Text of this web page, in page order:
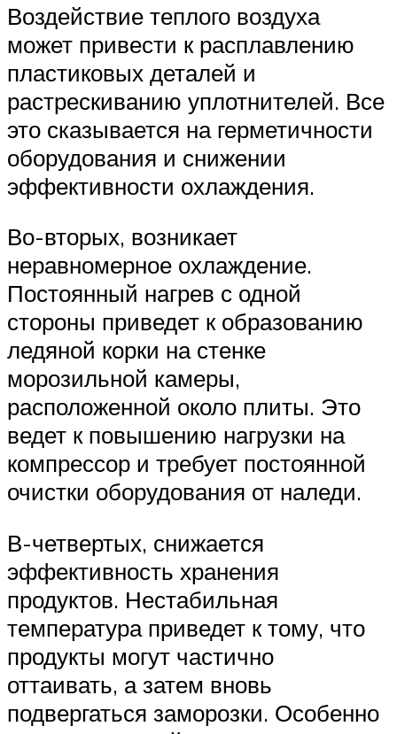
Воздействие теплого воздуха
может привести к расплавлению
пластиковых деталей и
растрескиванию уплотнителей. Все
это сказывается на герметичности
оборудования и снижении
эффективности охлаждения.
Во-вторых, возникает
неравномерное охлаждение.
Постоянный нагрев с одной
стороны приведет к образованию
ледяной корки на стенке
морозильной камеры,
расположенной около плиты. Это
ведет к повышению нагрузки на
компрессор и требует постоянной
очистки оборудования от наледи.
В-четвертых, снижается
эффективность хранения
продуктов. Нестабильная
температура приведет к тому, что
продукты могут частично
оттаивать, а затем вновь
подвергаться заморозки. Особенно